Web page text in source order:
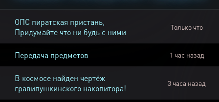
ОПС пиратская пристань,
Придумайте что ни будь с ними
Только что
Передача предметов 1 час назад
В космосе найден чертёж
гравипушкинского накопитора!
3 часа назад